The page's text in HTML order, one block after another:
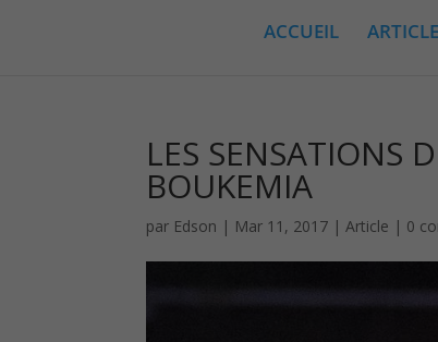
ACCUEIL
LES SENSATIONS
BOUKEMIA
par Edson | Mar 11, 2017 |Article | 0